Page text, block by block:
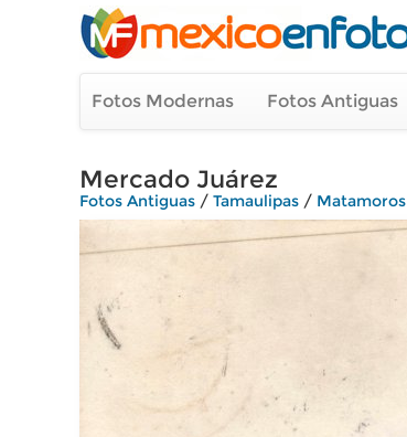
Fotos Modernas Fotos Antiguas
Mercado Juárez
Fotos Antiguas / Tamaulipas / Matamoros